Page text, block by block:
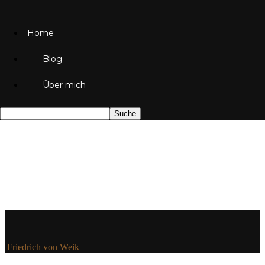
Friedrich von Weik
Home
Blog
Über mich